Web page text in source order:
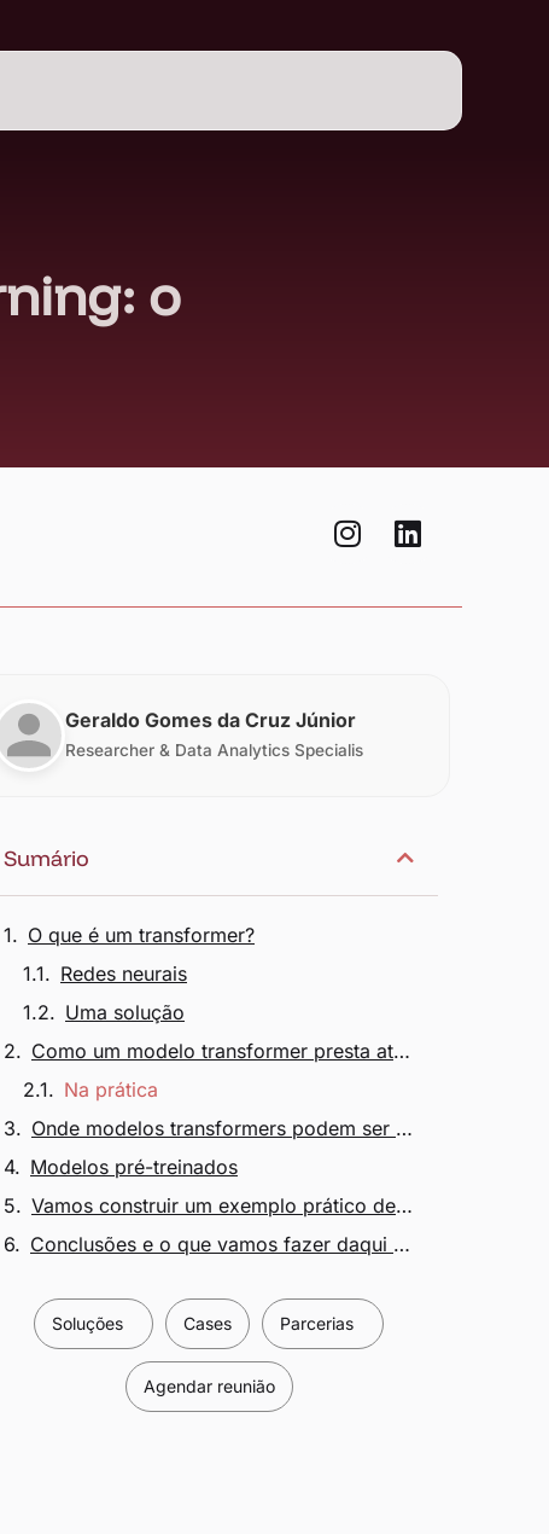
o
Geraldo Gomes da Cruz Júnior
Researcher & Data Analytics Specialis
Sumário
O que é um transformer?
Redes neurais
Uma solução
Como um modelo transformer presta atenção?
Na prática
Onde modelos transformers podem ser utilizados?
Modelos pré-treinados
Vamos construir um exemplo prático de uso de transformer?
Conclusões e o que vamos fazer daqui para frente
Soluções Cases Parcerias
Agendar reunião